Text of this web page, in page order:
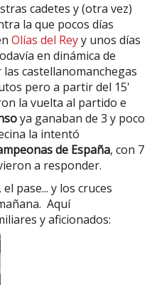
cadetes y (otra vez)
la que pocos días
Olías del Reyy unos días
en dinámica de
castellanomanchegas
pero a partir del 15'
la vuelta al partido e
ya ganaban de 3 y poco
la intentó
de España, con 7
a responder.
, el pase... y los cruces
Aquí
y aficionados: